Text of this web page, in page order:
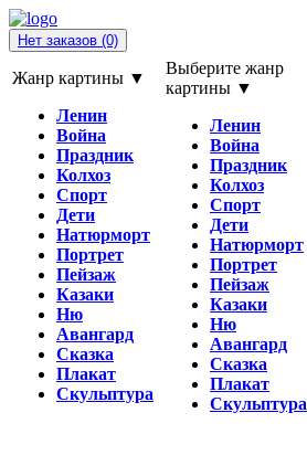
Нет заказов (0)
Жанр картины ▼
Ленин
Война
Праздник
Колхоз
Спорт
Дети
Натюрморт
Портрет
Пейзаж
Казаки
Ню
Авангард
Сказка
Плакат
Скульптура
Выберите жанр
картины ▼
Ленин
Война
Праздник
Колхоз
Спорт
Дети
Натюрморт
Портрет
Пейзаж
Казаки
Ню
Авангард
Сказка
Плакат
Скульптура